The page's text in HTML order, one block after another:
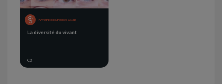
DOSSIER PRIMÉ PRIX LAMAP
La diversité du vivant
C3